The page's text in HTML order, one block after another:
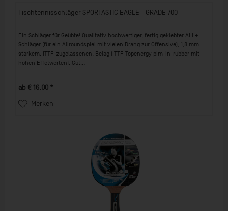
Tischtennisschläger SPORTASTIC EAGLE - GRADE 700
Ein Schläger für Geübte! Qualitativ hochwertiger, fertig geklebter ALL+
Schläger (für ein Allroundspiel mit vielen Drang zur Offensive), 1,8 mm
starkem, ITTF-zugelassenen, Belag (ITTF-Topenergy pim-in-rubber mit
hohen Effetwerten). Gut...
ab € 16,00 *
Merken